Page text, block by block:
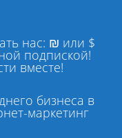
нас: ₪ или $
подпиской!
вместе!
бизнеса в
маркетинг